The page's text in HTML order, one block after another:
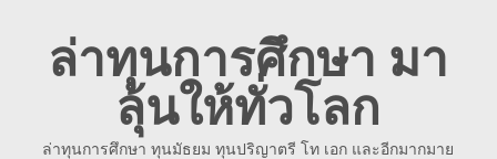
contentล่าทุนการศึกษา มา
ลุ้นให้ทั่วโลก
ล่าทุนการศึกษา ทุนมัธยม ทุนปริญาตรี โท เอก และอีกมากมาย